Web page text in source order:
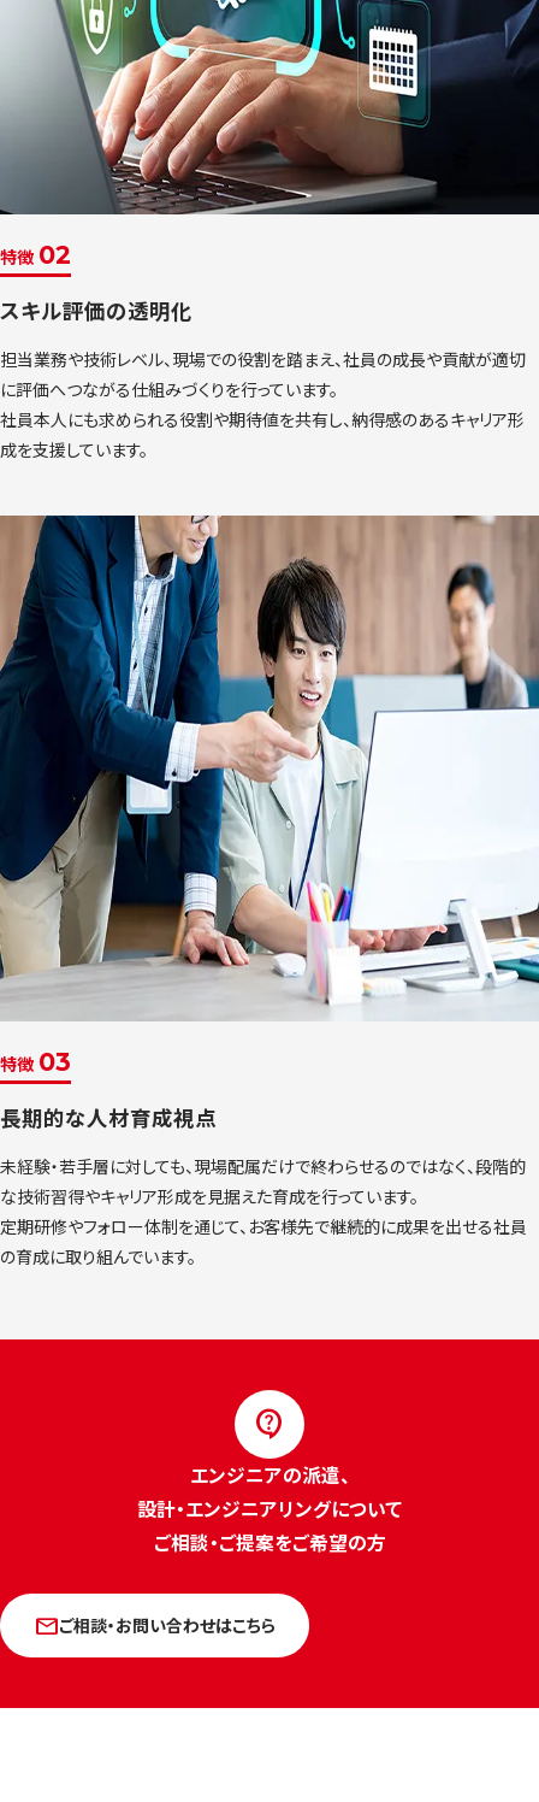
特徴 02
スキル評価の透明化
担当業務や技術レベル、現場での役割を踏まえ、社員の成長や貢献が適切
に評価へつながる仕組みづくりを行っています。
社員本人にも求められる役割や期待値を共有し、納得感のあるキャリア形
成を支援しています。
特徴 03
長期的な人材育成視点
未経験・若手層に対しても、現場配属だけで終わらせるのではなく、段階的
な技術習得やキャリア形成を見据えた育成を行っています。
定期研修やフォロー体制を通じて、お客様先で継続的に成果を出せる社員
の育成に取り組んでいます。
contact_support
エンジニアの派遣、
設計・エンジニアリングについて
ご相談・ご提案をご希望の方
mailご相談・お問い合わせはこちら